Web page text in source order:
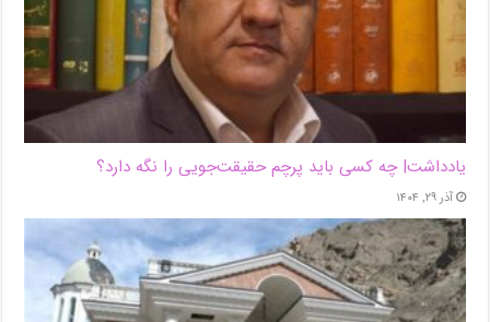
یادداشت| ‌چه کسی باید پرچم حقیقت‌جویی را نگه دارد؟
آذر ۲۹, ۱۴۰۴